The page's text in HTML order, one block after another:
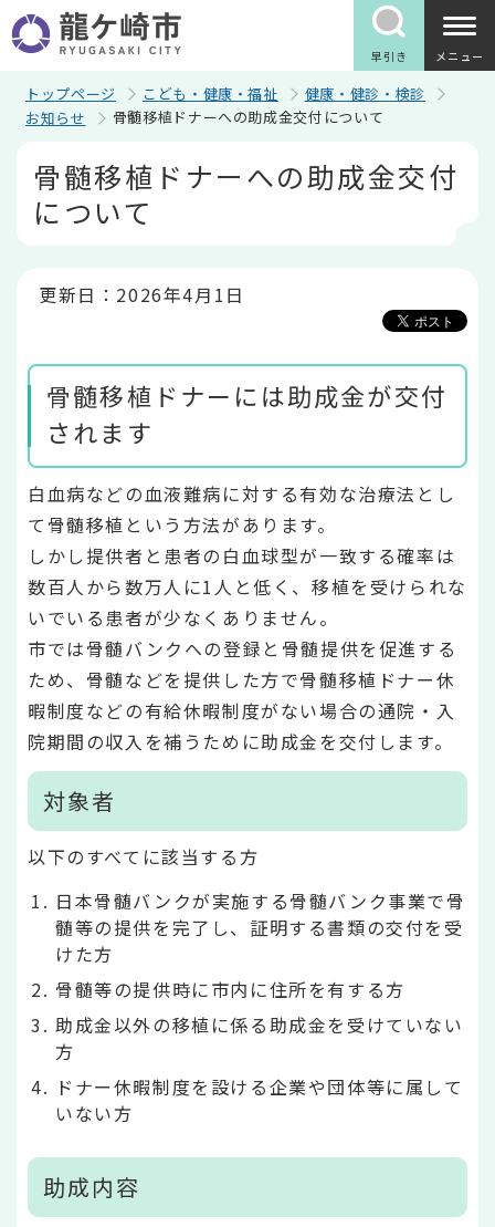
の
ペ
早引き メニュー
トップページ こども・健康・福祉
健康・健診・検診
お知らせ
骨髄移植ドナーへの助成金交付について
骨髄移植ドナーへの助成金交付
について
更新日：2026年4月1日
骨髄移植ドナーには助成金が交付
されます
白血病などの血液難病に対する有効な治療法とし
て骨髄移植という方法があります。
しかし提供者と患者の白血球型が一致する確率は
数百人から数万人に1人と低く、移植を受けられな
いでいる患者が少なくありません。
市では骨髄バンクへの登録と骨髄提供を促進する
ため、骨髄などを提供した方で骨髄移植ドナー休
暇制度などの有給休暇制度がない場合の通院・入
院期間の収入を補うために助成金を交付します。
対象者
以下のすべてに該当する方
日本骨髄バンクが実施する骨髄バンク事業で骨
髄等の提供を完了し、証明する書類の交付を受
けた方
骨髄等の提供時に市内に住所を有する方
助成金以外の移植に係る助成金を受けていない
方
ドナー休暇制度を設ける企業や団体等に属して
いない方
助成内容